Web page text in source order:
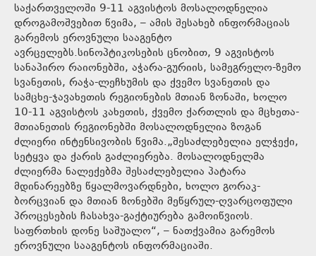
საქართველოში 9-11 აგვისტოს მოსალოდნელია
დროგამოშვებით წვიმა, – ამის შესახებ ინფორმაციას
გარემოს ეროვნული სააგენტო
ავრცელებს.სინოპტიკოსების ცნობით, 9 აგვისტოს
სანაპირო რაიონებში, აჭარა-გურიის, სამეგრელო-ზემო
სვანეთის, რაჭა-ლეჩხუმის და ქვემო სვანეთის და
სამცხე-ჯავახეთის რეგიონების მთიან ზონაში, ხოლო
10-11 აგვისტოს კახეთის, ქვემო ქართლის და მცხეთა-
მთიანეთის რეგიონებში მოსალოდნელია ზოგან
ძლიერი ინტენსივობის წვიმა.„შესაძლებელია ელჭექი,
სეტყვა და ქარის გაძლიერება. მოსალოდნელმა
ძლიერმა ნალექებმა შესაძლებელია პატარა
მდინარეებზე წყალმოვარდნები, ხოლო გორაკ-
ბორცვიან და მთიან ზონებში მეწყრულ-ღვარცოფული
პროცესების ჩასახვა-გაქტიურება გამოიწვიოს.
საფრთხის დონე საშუალო“, – ნათქვამია გარემოს
ეროვნული სააგენტოს ინფორმაციაში.